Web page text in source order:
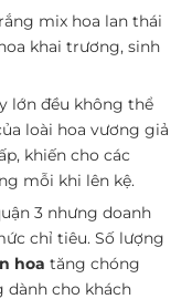
mix hoa lan thái
khai trương, sinh
lớn đều không thể
loài hoa vương giả
khiến cho các
mỗi khi lên kệ.
3 nhưng doanh
chỉ tiêu. Số lượng
hoa tăng chóng
dành cho khách